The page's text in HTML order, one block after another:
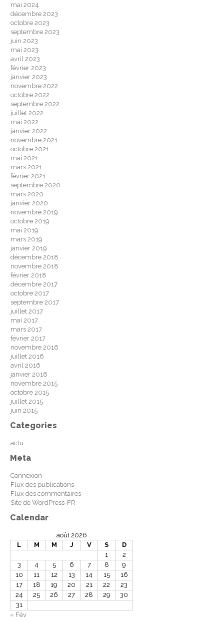
mai 2024
décembre 2023
octobre 2023
septembre 2023
juin 2023
mai 2023
avril 2023
février 2023
janvier 2023
novembre 2022
octobre 2022
septembre 2022
juillet 2022
mai 2022
janvier 2022
novembre 2021
octobre 2021
mai 2021
mars 2021
février 2021
septembre 2020
mars 2020
janvier 2020
novembre 2019
octobre 2019
mai 2019
mars 2019
janvier 2019
décembre 2018
novembre 2018
février 2018
décembre 2017
octobre 2017
septembre 2017
juillet 2017
mai 2017
mars 2017
février 2017
novembre 2016
juillet 2016
avril 2016
janvier 2016
novembre 2015
octobre 2015
juillet 2015
juin 2015
Categories
actu
Meta
Connexion
Flux des publications
Flux des commentaires
Site de WordPress-FR
Calendar
août 2026
L
M M J V S
D
1
2
3
4 5 6 7 8
9
10
11 12 13 14 15
16
17
18 19 20 21 22
23
24
25 26 27 28 29
30
31
« Fév